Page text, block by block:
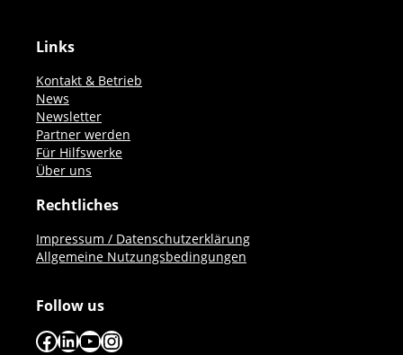
Links
Kontakt & Betrieb
News
Newsletter
Partner werden
Für Hilfswerke
Über uns
Rechtliches
Impressum / Datenschutzerklärung
Allgemeine Nutzungsbedingungen
Follow us
Facebook
LinkedIn
YouTube
Instagram